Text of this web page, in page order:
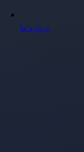
درباره ما